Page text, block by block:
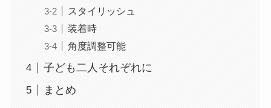
スタイリッシュ
装着時
角度調整可能
子ども二人それぞれに
まとめ